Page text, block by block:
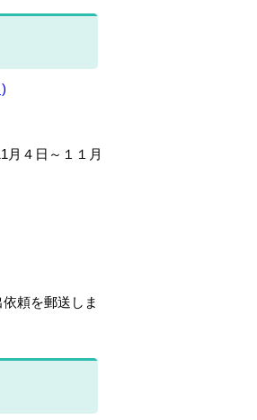
月４日～１１月
頼を郵送しま